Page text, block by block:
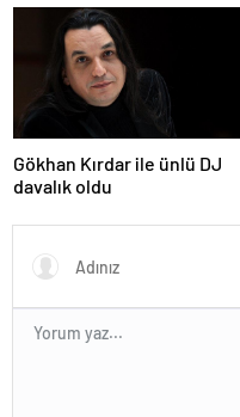
Gökhan Kırdar ile ünlü DJ
davalık oldu